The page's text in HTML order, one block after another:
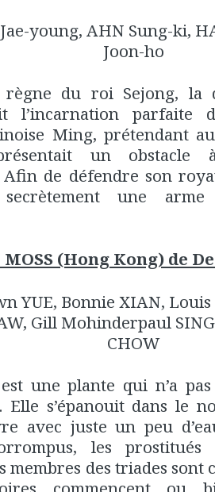
young, AHN Sung-ki,
Joon-ho
règne du roi Sejong, la
l’incarnation parfaite
Ming, prétendant
un obstacle
de défendre son
secrètement une arme
MOSS (Hong Kong) de
YUE, Bonnie XIAN,
Gill Mohinderpaul
CHOW
une plante qui n’a
Elle s’épanouit dans le
avec juste un peu
les prostitués
membres des triades sont